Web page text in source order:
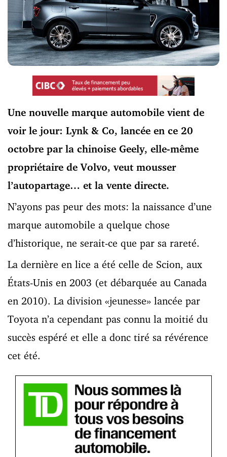
Une nouvelle marque automobile vient de
voir le jour: Lynk & Co, lancée en ce 20
octobre par la chinoise Geely, elle-même
propriétaire de Volvo, veut mousser
l’autopartage… et la vente directe.
N’ayons pas peur des mots: la naissance d’une
marque automobile a quelque chose
d’historique, ne serait-ce que par sa rareté.
La dernière en lice a été celle de Scion, aux
États-Unis en 2003 (et débarquée au Canada
en 2010). La division «jeunesse» lancée par
Toyota n’a cependant pas connu la moitié du
succès espéré et elle a donc tiré sa révérence
cet été.